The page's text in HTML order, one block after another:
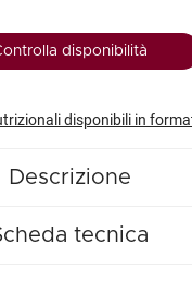
disponibilità
disponibili in
Descrizione
tecnica